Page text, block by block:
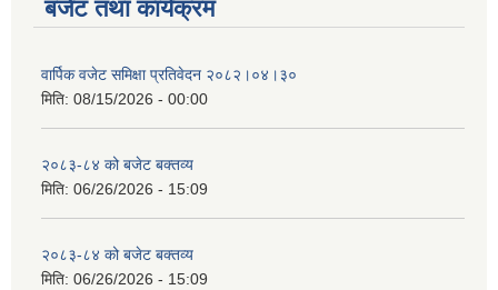
बजेट तथा कार्यक्रम
वार्पिक वजेट समिक्षा प्रतिवेदन २०८२।०४।३०
मिति: 08/15/2026 - 00:00
२०८३-८४ को बजेट बक्तव्य
मिति: 06/26/2026 - 15:09
२०८३-८४ को बजेट बक्तव्य
मिति: 06/26/2026 - 15:09